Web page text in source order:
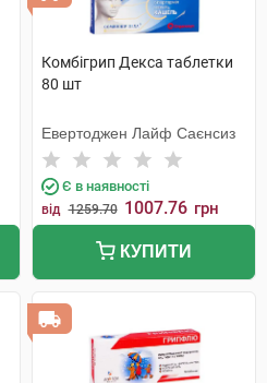
Комбігрип Декса таблетки
80 шт
Евертоджен Лайф Саєнсиз
Є в наявності
від 1259.70 1007.76 грн
КУПИТИ